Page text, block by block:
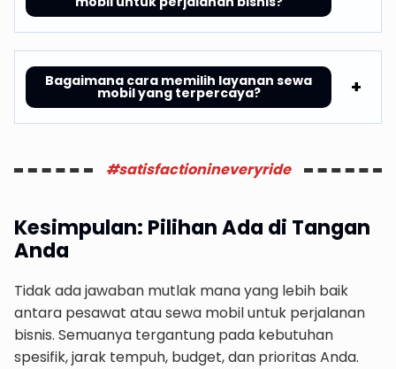
Bagaimana cara memilih layanan sewa
mobil yang terpercaya?
#satisfactionineveryride
Kesimpulan: Pilihan Ada di Tangan
Anda
Tidak ada jawaban mutlak mana yang lebih baik
antara pesawat atau sewa mobil untuk perjalanan
bisnis. Semuanya tergantung pada kebutuhan
spesifik, jarak tempuh, budget, dan prioritas Anda.